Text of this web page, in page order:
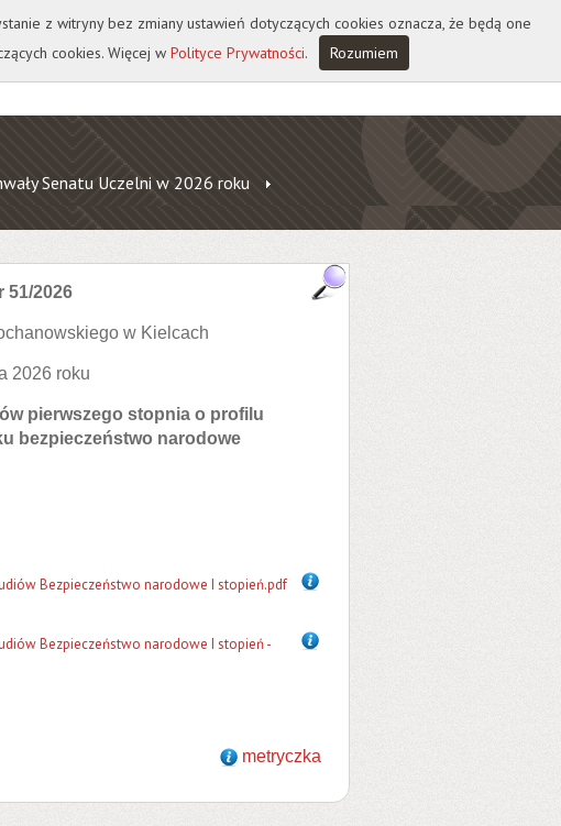
Senatu Uczelni w 2026 roku
51/2026
w Kielcach
2026 roku
pierwszego stopnia o profilu
bezpieczeństwo narodowe
Bezpieczeństwo narodowe I stopień.pdf
Bezpieczeństwo narodowe I stopień -
metryczka
z witryny bez zmiany ustawień dotyczących cookies oznacza, że będą one
cookies. Więcej w Polityce Prywatności. Rozumiem